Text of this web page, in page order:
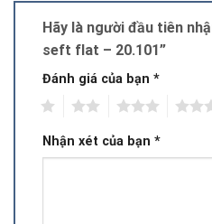
Hãy là người đầu tiên
seft flat – 20.101”
Đánh giá của bạn *
Nhận xét của bạn *